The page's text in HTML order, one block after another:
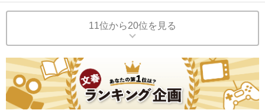
11位から20位を見る